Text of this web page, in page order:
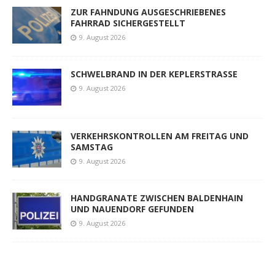
ZUR FAHNDUNG AUSGESCHRIEBENES
FAHRRAD SICHERGESTELLT
9. August 2026
SCHWELBRAND IN DER KEPLERSTRASSE
9. August 2026
VERKEHRSKONTROLLEN AM FREITAG UND
SAMSTAG
9. August 2026
HANDGRANATE ZWISCHEN BALDENHAIN
UND NAUENDORF GEFUNDEN
9. August 2026